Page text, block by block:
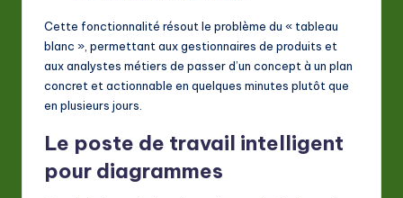
Cette fonctionnalité résout le problème du « tableau
blanc », permettant aux gestionnaires de produits et
aux analystes métiers de passer d’un concept à un plan
concret et actionnable en quelques minutes plutôt que
en plusieurs jours.
Le poste de travail intelligent
pour diagrammes